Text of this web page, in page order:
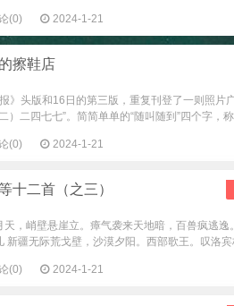
(0) 2024-1-21
擦鞋店
》头版和16日的第三版，重复刊登了一则照片
）二四七七”。简简单单的“随叫随到”四个字，
(0) 2024-1-21
十二首（之三）
天，峭壁悬崖立。瘴气袭来天地暗，百兽疯逃
新疆无际荒戈壁，沙漠夕阳。西部歌王。叹洛
(0) 2024-1-21